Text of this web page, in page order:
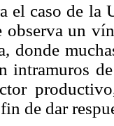
el caso de
observa un
donde
intramuros
de dar